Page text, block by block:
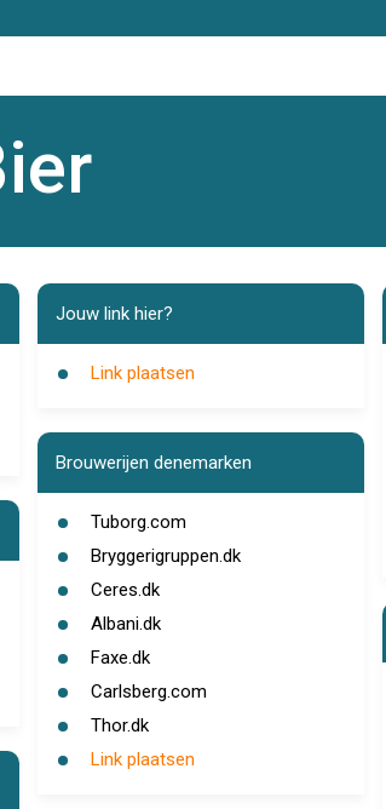
Jouw link hier?
Link plaatsen
Brouwerijen denemarken
Tuborg.com
Bryggerigruppen.dk
Ceres.dk
Albani.dk
Faxe.dk
Carlsberg.com
Thor.dk
Link plaatsen